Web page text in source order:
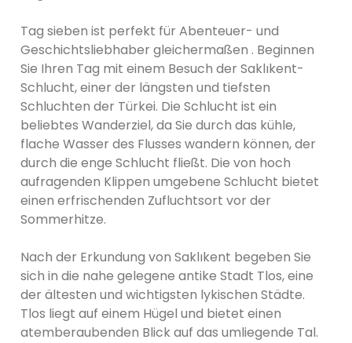
Tag sieben ist perfekt für Abenteuer- und
Geschichtsliebhaber gleichermaßen . Beginnen
Sie Ihren Tag mit einem Besuch der Saklıkent-
Schlucht, einer der längsten und tiefsten
Schluchten der Türkei. Die Schlucht ist ein
beliebtes Wanderziel, da Sie durch das kühle,
flache Wasser des Flusses wandern können, der
durch die enge Schlucht fließt. Die von hoch
aufragenden Klippen umgebene Schlucht bietet
einen erfrischenden Zufluchtsort vor der
Sommerhitze.
Nach der Erkundung von Saklıkent begeben Sie
sich in die nahe gelegene antike Stadt Tlos, eine
der ältesten und wichtigsten lykischen Städte.
Tlos liegt auf einem Hügel und bietet einen
atemberaubenden Blick auf das umliegende Tal.